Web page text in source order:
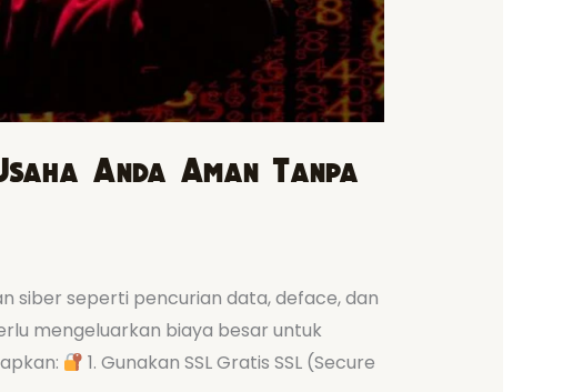
Anda Aman Tanpa
siber seperti pencurian data, deface, dan
mengeluarkan biaya besar untuk
1. Gunakan SSL Gratis SSL (Secure